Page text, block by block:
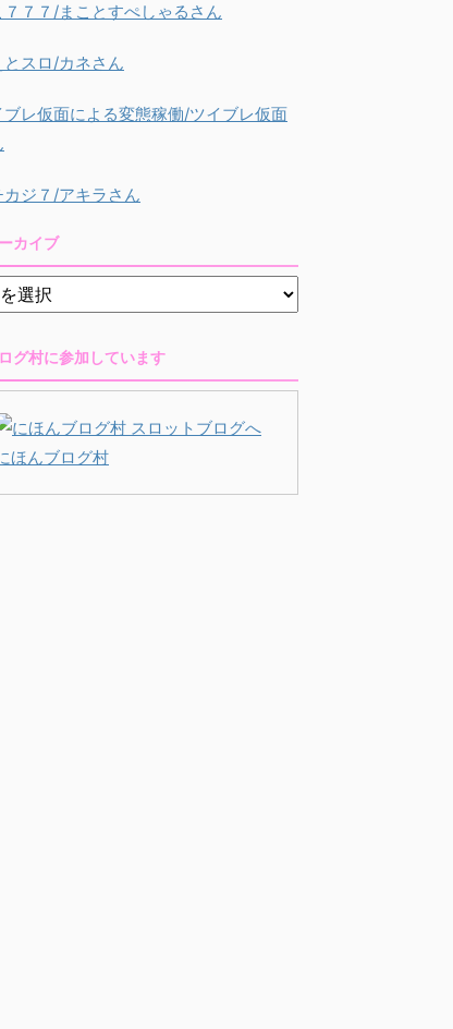
７７７/まことすぺしゃるさん
とスロ/カネさん
ブレ仮面による変態稼働/ツイブレ仮面
カジ７/アキラさん
カイブ
グ村に参加しています
ほんブログ村